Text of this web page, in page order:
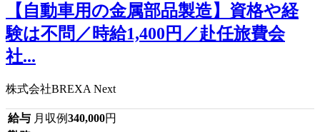
【自動車用の金属部品製造】資格や経
験は不問／時給1,400円／赴任旅費会
社...
株式会社BREXA Next
給与 月収例340,000円